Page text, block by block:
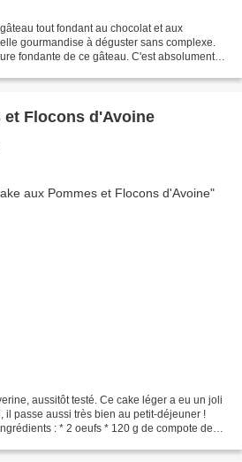
tout fondant au chocolat et aux
gourmandise à déguster sans complexe.
fondante de ce gâteau. C'est absolument
et Flocons d'Avoine
aussitôt testé. Ce cake léger a eu un joli
il passe aussi très bien au petit-déjeuner !
: * 2 oeufs * 120 g de compote de